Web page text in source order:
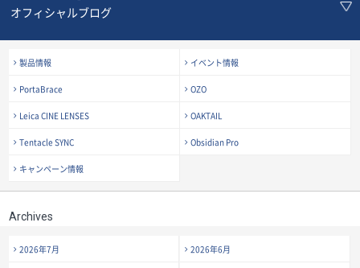
オフィシャルブログ
製品情報 イベント情報
PortaBrace OZO
Leica CINE LENSES OAKTAIL
Tentacle SYNC Obsidian Pro
キャンペーン情報
Archives
2026年7月 2026年6月